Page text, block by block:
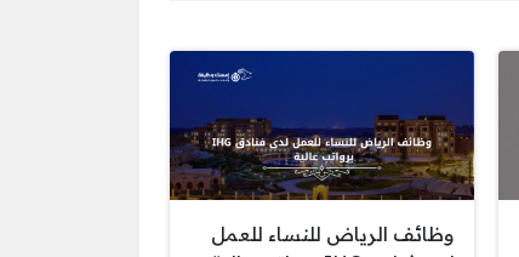
وظائف الرياض للنساء للعمل